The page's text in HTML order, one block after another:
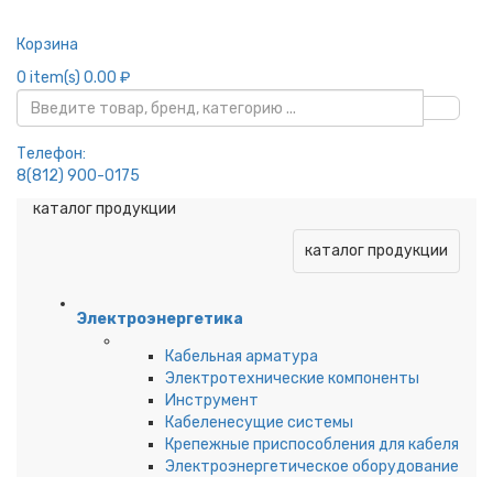
Корзина
0 item(s) 0.00 ₽
Телефон:
8(812) 900-0175
каталог продукции
каталог продукции
Электроэнергетика
Кабельная арматура
Электротехнические компоненты
Инструмент
Кабеленесущие системы
Крепежные приспособления для кабеля
Электроэнергетическое оборудование